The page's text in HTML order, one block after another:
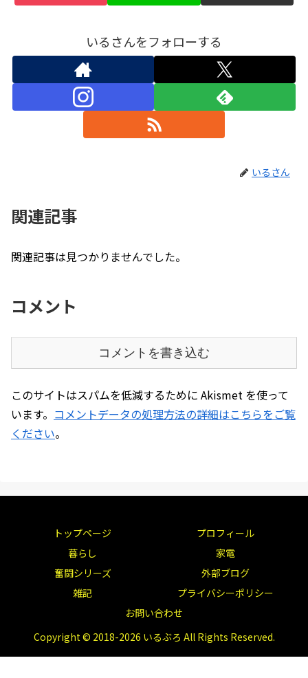
いるさんをフォローする
いるさん
関連記事
関連記事は見つかりませんでした。
コメント
コメントを書き込む
このサイトはスパムを低減するために Akismet を使って
います。 コメントデータの処理方法の詳細はこちらをご覧
ください。
トップページ
プロフィール
暮らし
家電
奮闘シリーズ
外部ブログ
雑記
プライバシーポリシー
お問い合わせ
Copyright © 2018-2026 いるぶろ All Rights Reserved.